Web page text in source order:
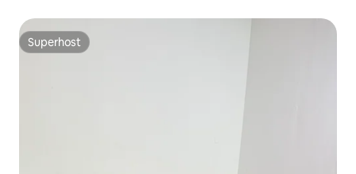
Superhost
Superhost